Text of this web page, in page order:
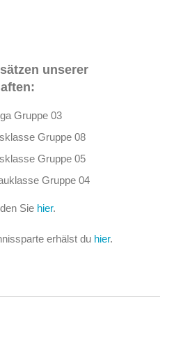
unserer
Gruppe 03
Gruppe 08
Gruppe 05
Gruppe 04
Sie hier.
erhälst du hier.